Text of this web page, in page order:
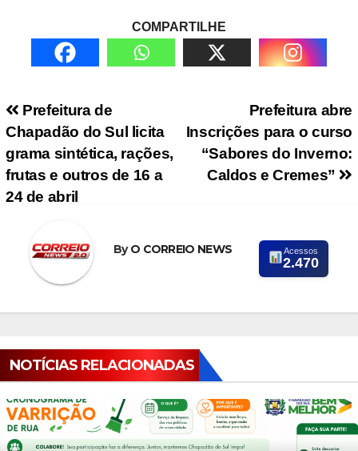
COMPARTILHE
Navegação de Post
Prefeitura abre
Inscrições para o curso
“Sabores do Inverno:
Caldos e Cremes”
Prefeitura de
Chapadão do Sul licita
grama sintética, rações,
frutas e outros de 16 a
24 de abril
ByO CORREIO NEWS Acessos
2.470
NOTÍCIAS RELACIONADAS